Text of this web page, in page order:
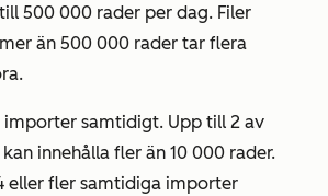
500 000 rader per dag. Filer
än 500 000 rader tar flera
importer samtidigt. Upp till 2 av
innehålla fler än 10 000 rader.
eller fler samtidiga importer